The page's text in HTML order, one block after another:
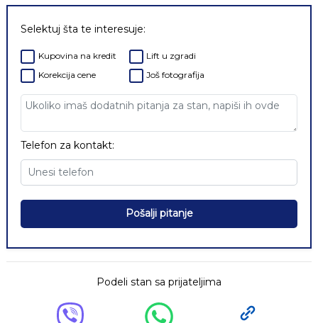
Selektuj šta te interesuje:
Kupovina na kredit
Korekcija cene
Lift u zgradi
Još fotografija
Telefon za kontakt:
Pošalji pitanje
Podeli stan sa prijateljima